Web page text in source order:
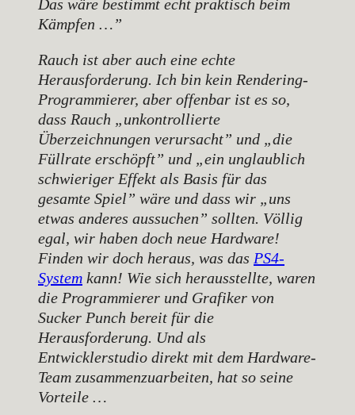
Das wäre bestimmt echt praktisch beim
Kämpfen …”
Rauch ist aber auch eine echte
Herausforderung. Ich bin kein Rendering-
Programmierer, aber offenbar ist es so,
dass Rauch „unkontrollierte
Überzeichnungen verursacht” und „die
Füllrate erschöpft” und „ein unglaublich
schwieriger Effekt als Basis für das
gesamte Spiel” wäre und dass wir „uns
etwas anderes aussuchen” sollten. Völlig
egal, wir haben doch neue Hardware!
Finden wir doch heraus, was das PS4-
System kann! Wie sich herausstellte, waren
die Programmierer und Grafiker von
Sucker Punch bereit für die
Herausforderung. Und als
Entwicklerstudio direkt mit dem Hardware-
Team zusammenzuarbeiten, hat so seine
Vorteile …